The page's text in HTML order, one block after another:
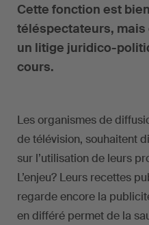
Cette fonction est
téléspectateurs,
un litige juridico-
cours.
Les organismes de
de télévision, souhaitent
sur l’utilisation de leurs
L’enjeu? Leurs recettes
regarde encore la
en différé permet de la